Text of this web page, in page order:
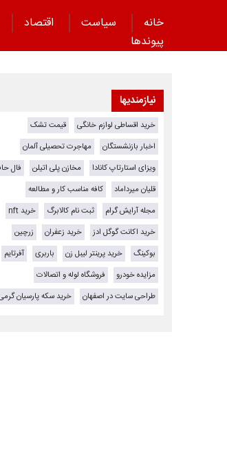
خانه سیاست اقتصاد
پیوند‌ها
نیازمندیها
خرید اقساطی لوازم خانگی
قیمت تشک
اخبار بازنشستگان
مهاجرت تحصیلی آلمان
ویزای استارتاپ کانادا
مخازن پلی اتیلن
فال
قلیان میرداماد
کافه مناسب کار و مطالعه
مجله آرایش گرام
ثبت نام کالابرگ
خرید nft
خرید اکانت گوگل ادز
خرید زعفران
زرچین
بوکینگ
خرید پرینتر لیبل زن باربری
آفرتایم
مزایده خودرو
فروشگاه لوله و اتصالات
طراحی سایت در اصفهان
خرید سکه پارسیان